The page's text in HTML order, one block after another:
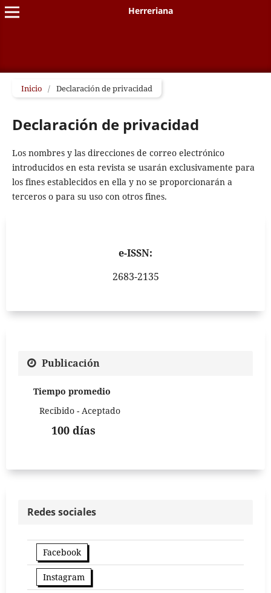
Herreriana
Inicio / Declaración de privacidad
Declaración de privacidad
Los nombres y las direcciones de correo electrónico
introducidos en esta revista se usarán exclusivamente para
los fines establecidos en ella y no se proporcionarán a
terceros o para su uso con otros fines.
e-ISSN:
2683-2135
Publicación
Tiempo promedio
Recibido - Aceptado
100 días
Redes sociales
Facebook
Instagram